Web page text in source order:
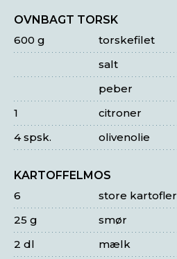
OVNBAGT TORSK
torskefilet
600 g
salt
peber
citroner
1
olivenolie
4 spsk.
KARTOFFELMOS
store kartofler
6
smør
25 g
mælk
2 dl